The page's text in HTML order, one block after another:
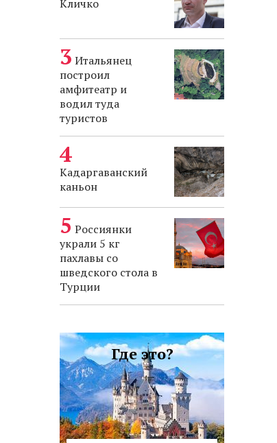
Кличко
Итальянец
построил
амфитеатр и
водил туда
туристов
Кадаргаванский
каньон
Россиянки
украли 5 кг
пахлавы со
шведского стола в
Турции
Где это?